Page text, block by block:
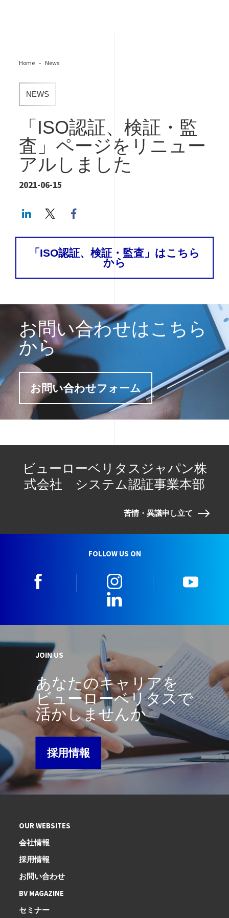
Home News
NEWS
「ISO認証、検証・監
査」ページをリニュー
アルしました
2021-06-15
LinkedInTwitter
「ISO認証、検証・監査」はこちら
から
お問い合わせはこちら
から
お問い合わせフォーム
ビューローベリタスジャパン株
式会社 システム認証事業本部
苦情・異議申し立て
FOLLOW US ON
JOIN US
あなたのキャリアを
ビューローベリタスで
活かしませんか
採用情報
OUR WEBSITES
会社情報
採用情報
お問い合わせ
BV MAGAZINE
セミナー